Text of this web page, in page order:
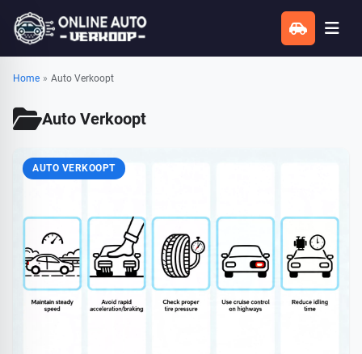
Home » Auto Verkoopt
Auto Verkoopt
AUTO VERKOOPT